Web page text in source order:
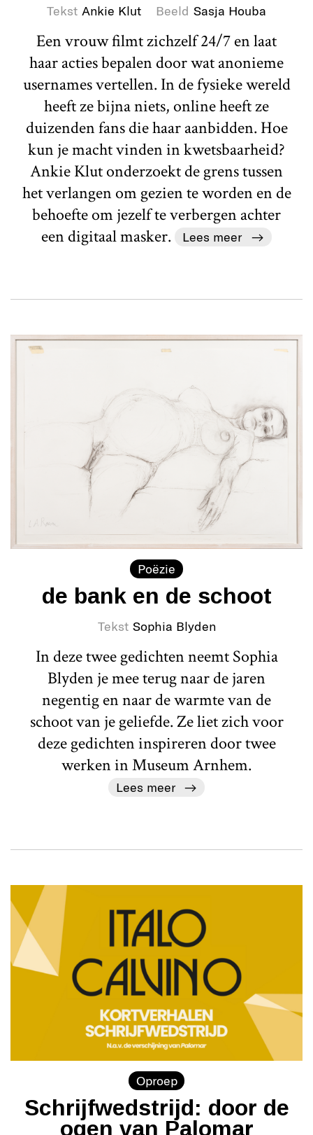
Tekst Ankie Klut Beeld Sasja Houba
Een vrouw filmt zichzelf 24/7 en laat
haar acties bepalen door wat anonieme
usernames vertellen. In de fysieke wereld
heeft ze bijna niets, online heeft ze
duizenden fans die haar aanbidden. Hoe
kun je macht vinden in kwetsbaarheid?
Ankie Klut onderzoekt de grens tussen
het verlangen om gezien te worden en de
behoefte om jezelf te verbergen achter
een digitaal masker.
Lees meer
Poëzie
de bank en de schoot
Tekst Sophia Blyden
In deze twee gedichten neemt Sophia
Blyden je mee terug naar de jaren
negentig en naar de warmte van de
schoot van je geliefde. Ze liet zich voor
deze gedichten inspireren door twee
werken in Museum Arnhem.
Lees meer
Oproep
Schrijfwedstrijd: door de
ogen van Palomar